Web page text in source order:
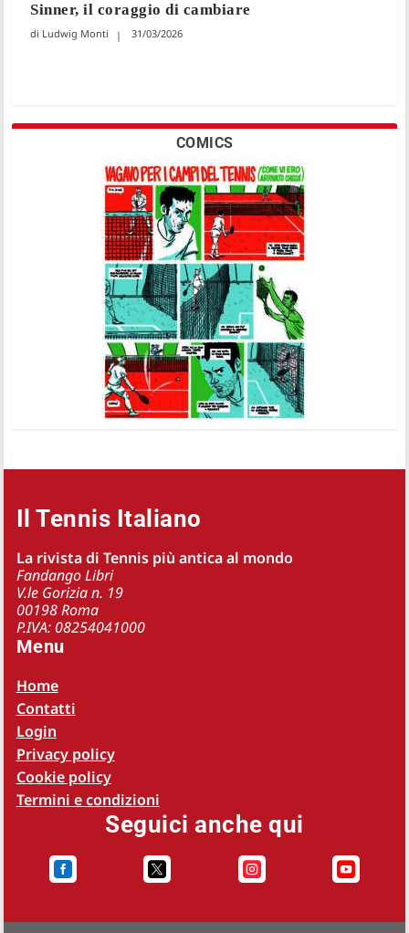
Sinner, il coraggio di cambiare
Ludwig Monti 31/03/2026
COMICS
Il Tennis Italiano
La rivista di Tennis più antica al mondo
Fandango Libri
V.le Gorizia n. 19
00198 Roma
P.IVA: 08254041000
Menu
Home
Contatti
Login
Privacy policy
Cookie policy
Termini e condizioni
Seguici anche qui
   